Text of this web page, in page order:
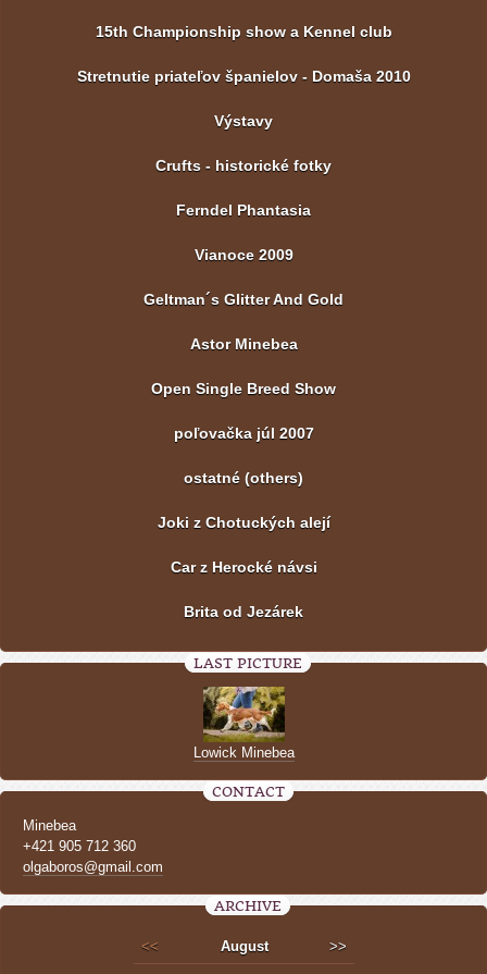
15th Championship show a Kennel club
Stretnutie priateľov španielov - Domaša 2010
Výstavy
Crufts - historické fotky
Ferndel Phantasia
Vianoce 2009
Geltman´s Glitter And Gold
Astor Minebea
Open Single Breed Show
poľovačka júl 2007
ostatné (others)
Joki z Chotuckých alejí
Car z Herocké návsi
Brita od Jezárek
LAST PICTURE
Lowick Minebea
CONTACT
Minebea
+421 905 712 360
olgaboros@gmail.com
ARCHIVE
<< August >>